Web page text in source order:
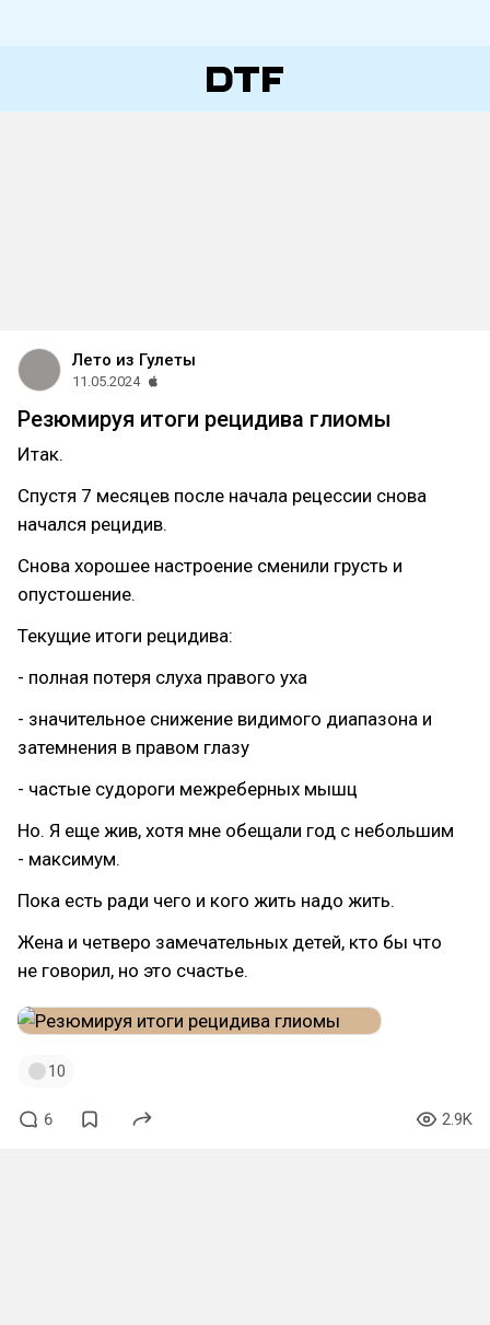
Лето из Гулеты
11.05.2024
Резюмируя итоги рецидива глиомы
Итак.
Спустя 7 месяцев после начала рецессии снова
начался рецидив.
Снова хорошее настроение сменили грусть и
опустошение.
Текущие итоги рецидива:
- полная потеря слуха правого уха
- значительное снижение видимого диапазона и
затемнения в правом глазу
- частые судороги межреберных мышц
Но. Я еще жив, хотя мне обещали год с небольшим
- максимум.
Пока есть ради чего и кого жить надо жить.
Жена и четверо замечательных детей, кто бы что
не говорил, но это счастье.
10
6 2.9K